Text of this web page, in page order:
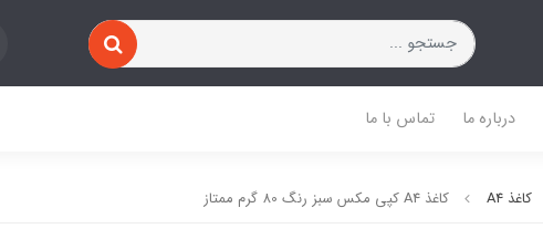
درباره ما تماس با ما
کاغذ A4 کاغذ A4 کپی مکس سبز رنگ 80 گرم ممتاز